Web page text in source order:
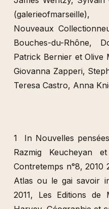
et Christine Konig
Dmitri Gutov, Philippe
(Angharad Williams),
et Jean-Baptiste
Careri) Giovanni
James Wentzy,
Bouches-du-Rhône,
Patrick Bernier et Olive
Giovanna Zapperi,
Teresa Castro, Anna